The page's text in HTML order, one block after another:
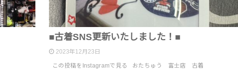
■古着SNS更新いたしました！■
2023年12月23日
この投稿をInstagramで見る おたちゅう 富士店 古着